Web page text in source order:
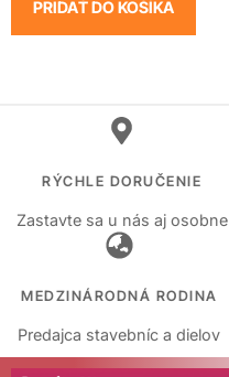
PRIDAŤ DO KOŠÍKA
RÝCHLE DORUČENIE
Zastavte sa u nás aj osobne
MEDZINÁRODNÁ RODINA
Predajca stavebníc a dielov